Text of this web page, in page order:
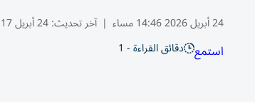
24 أبريل 2026 14:46 مساء | آخر تحديث:24 أبريل 15:17 2026
استمع دقائق القراءة - 1